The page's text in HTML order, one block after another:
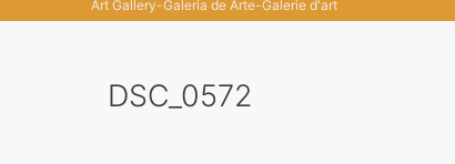
Art Gallery-Galeria de Arte-Galerie d'art
DSC_0572